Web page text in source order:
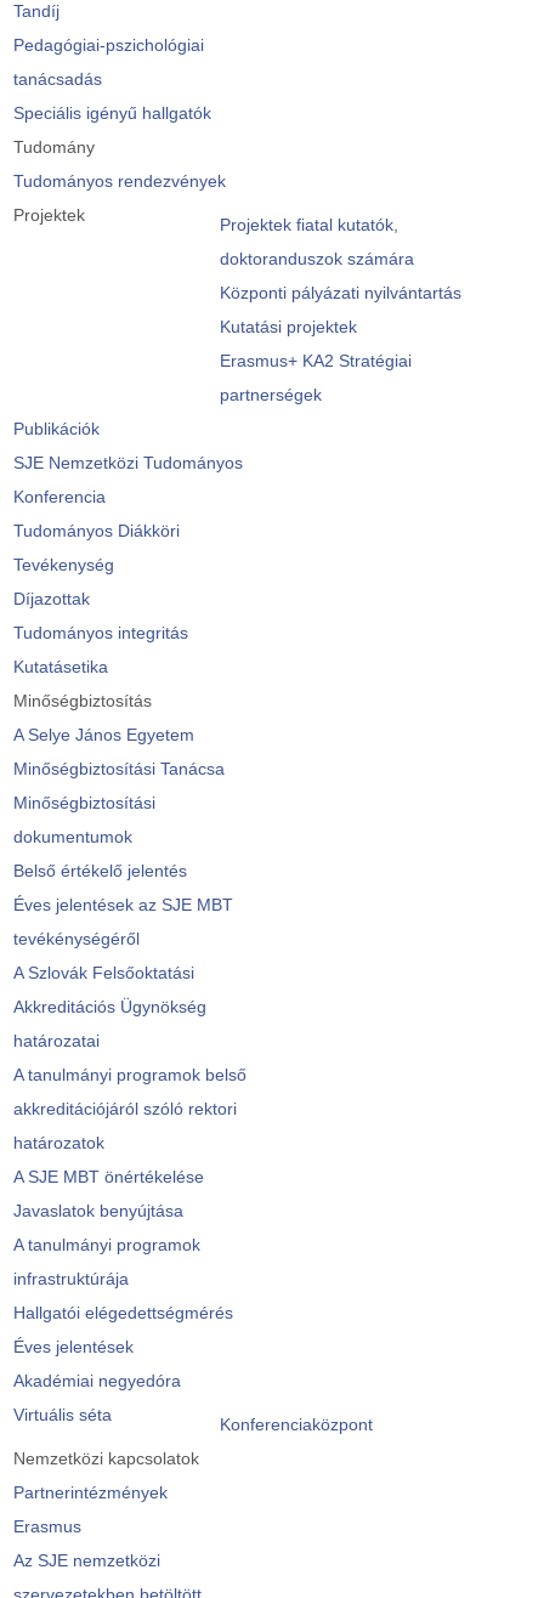
Tandíj
Pedagógiai-pszichológiai
tanácsadás
Speciális igényű hallgatók
Tudomány
Tudományos rendezvények
Projektek
Projektek fiatal kutatók,
doktoranduszok számára
Központi pályázati nyilvántartás
Kutatási projektek
Erasmus+ KA2 Stratégiai
partnerségek
Publikációk
SJE Nemzetközi Tudományos
Konferencia
Tudományos Diákköri
Tevékenység
Díjazottak
Tudományos integritás
Kutatásetika
Minőségbiztosítás
A Selye János Egyetem
Minőségbiztosítási Tanácsa
Minőségbiztosítási
dokumentumok
Belső értékelő jelentés
Éves jelentések az SJE MBT
tevékénységéről
A Szlovák Felsőoktatási
Akkreditációs Ügynökség
határozatai
A tanulmányi programok belső
akkreditációjáról szóló rektori
határozatok
A SJE MBT önértékelése
Javaslatok benyújtása
A tanulmányi programok
infrastruktúrája
Hallgatói elégedettségmérés
Éves jelentések
Akadémiai negyedóra
Virtuális séta
Konferenciaközpont
Nemzetközi kapcsolatok
Partnerintézmények
Erasmus
Az SJE nemzetközi